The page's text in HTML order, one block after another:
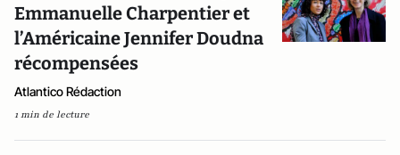
Emmanuelle Charpentier et
l’Américaine Jennifer Doudna
récompensées
Atlantico Rédaction
1 min de lecture